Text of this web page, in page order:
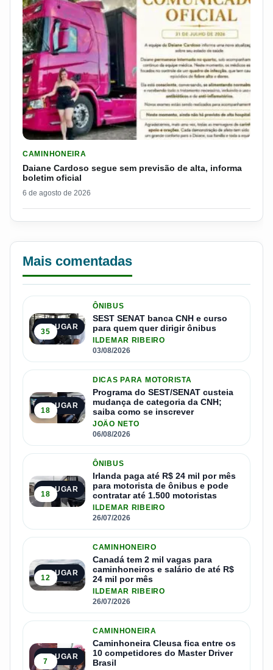
CAMINHONEIRA
Daiane Cardoso segue sem previsão de alta, informa
boletim oficial
6 de agosto de 2026
Mais comentadas
1º LUGAR
35
ÔNIBUS
SEST SENAT banca CNH e curso
para quem quer dirigir ônibus
ILDEMAR RIBEIRO
03/08/2026
2º LUGAR
18
DICAS PARA MOTORISTA
Programa do SEST/SENAT custeia
mudança de categoria da CNH;
saiba como se inscrever
JOÃO NETO
06/08/2026
3º LUGAR
18
ÔNIBUS
Irlanda paga até R$ 24 mil por mês
para motorista de ônibus e pode
contratar até 1.500 motoristas
ILDEMAR RIBEIRO
26/07/2026
4º LUGAR
12
CAMINHONEIRO
Canadá tem 2 mil vagas para
caminhoneiros e salário de até R$
24 mil por mês
ILDEMAR RIBEIRO
26/07/2026
5º LUGAR
7
CAMINHONEIRA
Caminhoneira Cleusa fica entre os
10 competidores do Master Driver
Brasil